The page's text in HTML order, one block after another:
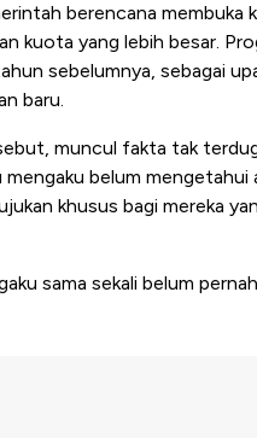
berencana membuka
kuota yang lebih besar.
sebelumnya, sebagai
baru.
muncul fakta tak
belum mengetahui
khusus bagi mereka
sama sekali belum